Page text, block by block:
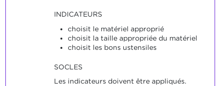
INDICATEURS
choisit le matériel approprié
choisit la taille appropriée du matériel
choisit les bons ustensiles
SOCLES
Les indicateurs doivent être appliqués.